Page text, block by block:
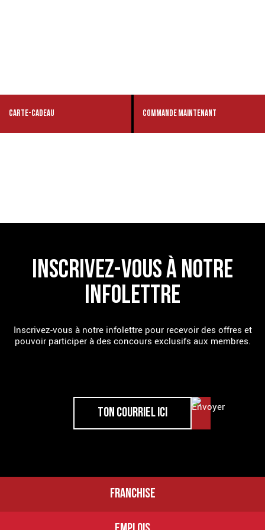
CARTE-CADEAU COMMANDE MAINTENANT
INSCRIVEZ-VOUS À NOTRE
INFOLETTRE
Inscrivez-vous à notre infolettre pour recevoir des offres et
pouvoir participer à des concours exclusifs aux membres.
FRANCHISE